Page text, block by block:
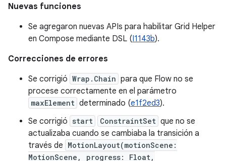
Nuevas funciones
Se agregaron nuevas APIs para habilitar Grid Helper
en Compose mediante DSL (I1143b).
Correcciones de errores
Se corrigió Wrap.Chain para que Flow no se
procese correctamente en el parámetro
maxElement determinado (e1f2ed3).
Se corrigió start ConstraintSet que no se
actualizaba cuando se cambiaba la transición a
través de MotionLayout(motionScene:
MotionScene, progress: Float,